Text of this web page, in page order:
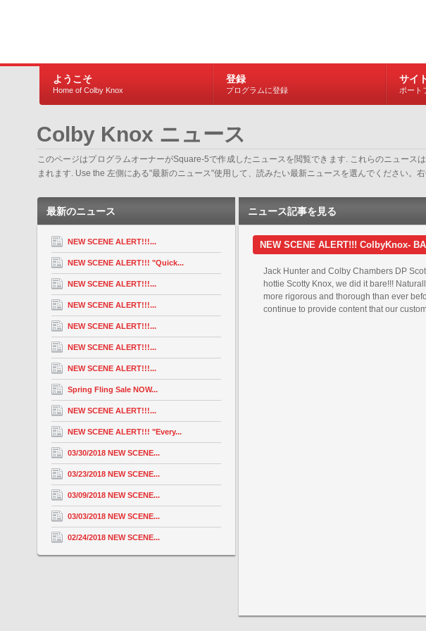
ようこそ
Home of Colby Knox
登録
プログラムに登録
サイ
ポート
Colby Knox ニュース
このページはプログラムオーナーがSquare-5で作成したニュースを閲覧できます. これらのニュー
まれます. Use the 左側にある"最新のニュース"使用して、読みたい最新ニュースを選んでください。
最新のニュース
NEW SCENE ALERT!!!...
NEW SCENE ALERT!!! "Quick...
NEW SCENE ALERT!!!...
NEW SCENE ALERT!!!...
NEW SCENE ALERT!!!...
NEW SCENE ALERT!!!...
NEW SCENE ALERT!!!...
Spring Fling Sale NOW...
NEW SCENE ALERT!!!...
NEW SCENE ALERT!!! "Every...
03/30/2018 NEW SCENE...
03/23/2018 NEW SCENE...
03/09/2018 NEW SCENE...
03/03/2018 NEW SCENE...
02/24/2018 NEW SCENE...
ニュース記事を見る
NEW SCENE ALERT!!! ColbyKnox-
Jack Hunter and Colby Chambers DP
hottie Scotty Knox, we did it bare!!!
more rigorous and thorough than ever
continue to provide content that our